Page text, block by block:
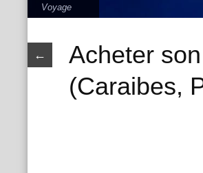
Voyage
←
Acheter
(Caraibes,